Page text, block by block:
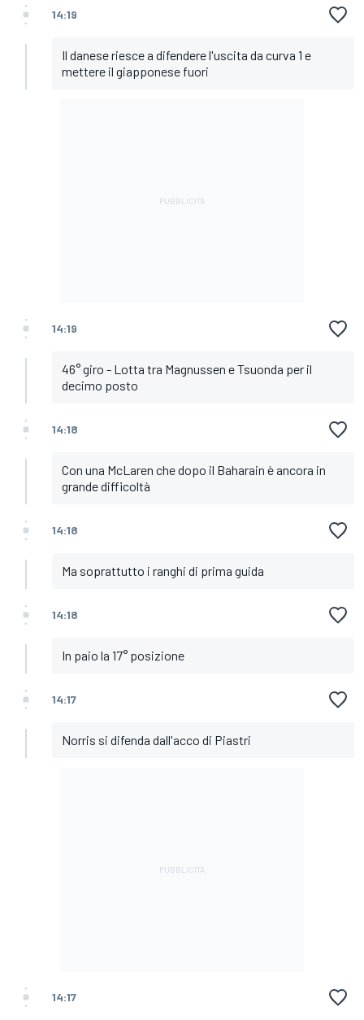
14:19
Il danese riesce a difendere l'uscita da curva 1 e
mettere il giapponese fuori
14:19
46° giro - Lotta tra Magnussen e Tsuonda per il
decimo posto
14:18
Con una McLaren che dopo il Baharain è ancora in
grande difficoltà
14:18
Ma soprattutto i ranghi di prima guida
14:18
In paio la 17° posizione
14:17
Norris si difenda dall'acco di Piastri
14:17